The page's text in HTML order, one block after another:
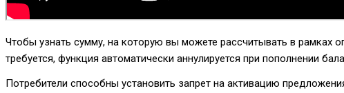
Чтобы узнать сумму, на которую вы можете рассчитывать в рамках
требуется, функция автоматически аннулируется при пополнении
Потребители способны установить запрет на активацию